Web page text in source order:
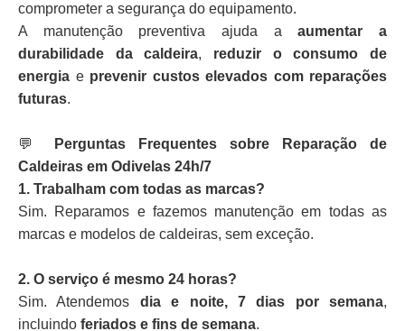
comprometer a segurança do equipamento.
A manutenção preventiva ajuda aaumentar a
durabilidade da caldeira, reduzir o consumo de
energia e prevenir custos elevados com reparações
futuras.
💬
Perguntas Frequentes sobre Reparação de
Caldeiras em Odivelas 24h/7
1. Trabalham com todas as marcas?
Sim. Reparamos e fazemos manutenção em todas as
marcas e modelos de caldeiras, sem exceção.
2. O serviço é mesmo 24 horas?
Sim. Atendemos dia e noite, 7 dias por semana,
incluindo feriados e fins de semana.